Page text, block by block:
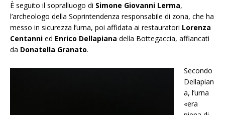
È seguito il sopralluogo di Simone Giovanni Lerma,
l’archeologo della Soprintendenza responsabile di zona, che ha
messo in sicurezza l’urna, poi affidata ai restauratori Lorenza
Centanni ed Enrico Dellapiana della Bottegaccia, affiancati
da Donatella Granato.
Secondo
Dellapian
a, l’urna
«era